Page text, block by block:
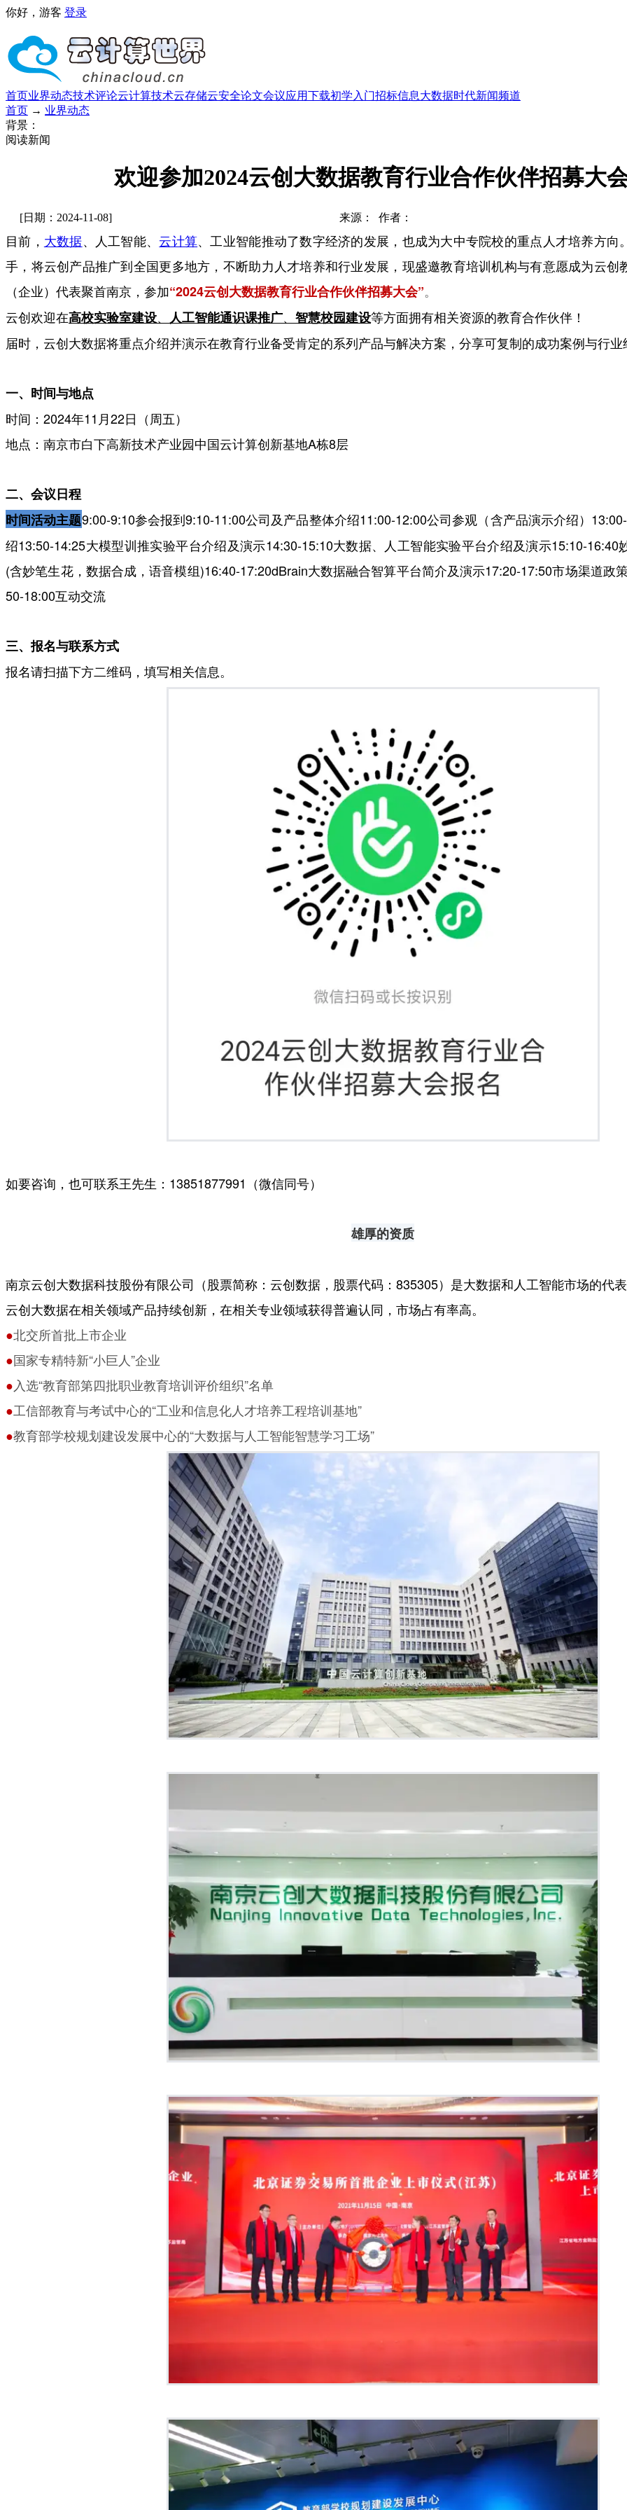
你好，游客 登录
首页业界动态技术评论云计算技术云存储云安全论文会议应用下载初学入门招标信息大数据时代新闻频道
首页 → 业界动态
背景：
阅读新闻
欢迎参加2024云创大数据教育行业合作伙伴招募大
[日期：2024-11-08] 来源： 作者：
目前， 大数据、人工智能、 云计算、工业智能推动了数字经济的发展，也成为大中专院校的重点人才培养方向
手，将云创产品推广到全国更多地方，不断助力人才培养和行业发展，现盛邀教育培训机构与有意愿成为云创
（企业）代表聚首南京，参加“2024云创大数据教育行业合作伙伴招募大会”。
云创欢迎在高校实验室建设、 人工智能通识课推广、 智慧校园建设等方面拥有相关资源的教育合作伙伴！
届时，云创大数据将重点介绍并演示在教育行业备受肯定的系列产品与解决方案，分享可复制的成功案例与行
一、时间与地点
时间：2024年11月22日（周五）
地点：南京市白下高新技术产业园中国云计算创新基地A栋8层
二、会议日程
时间活动主题9:00-9:10参会报到9:10-11:00公司及产品整体介绍11:00-12:00公司参观（含产品演示介绍）
绍13:50-14:25大模型训推实验平台介绍及演示14:30-15:10大数据、人工智能实验平台介绍及演示15:10-16:40
(含妙笔生花，数据合成，语音模组)16:40-17:20dBrain大数据融合智算平台简介及演示17:20-17:50市场渠道政
50-18:00互动交流
三、报名与联系方式
报名请扫描下方二维码，填写相关信息。
如要咨询，也可联系王先生：13851877991（微信同号）
雄厚的资质
南京云创大数据科技股份有限公司（股票简称：云创数据，股票代码：835305）是大数据和人工智能市场的代
云创大数据在相关领域产品持续创新，在相关专业领域获得普遍认同，市场占有率高。
●北交所首批上市企业
●国家专精特新“小巨人”企业
●入选“教育部第四批职业教育培训评价组织”名单
●工信部教育与考试中心的“工业和信息化人才培养工程培训基地”
●教育部学校规划建设发展中心的“大数据与人工智能智慧学习工场”